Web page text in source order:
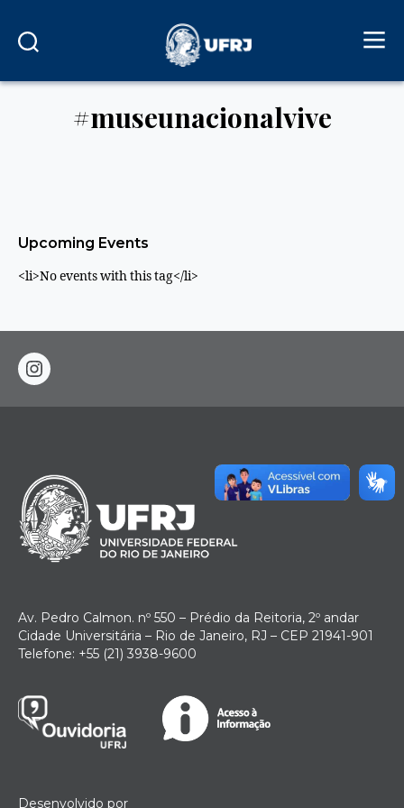
#museunacionalvive
Upcoming Events
<li>No events with this tag</li>
instagram
Av. Pedro Calmon. nº 550 – Prédio da Reitoria, 2º andar
Cidade Universitária – Rio de Janeiro, RJ – CEP 21941-901
Telefone: +55 (21) 3938-9600
Desenvolvido por